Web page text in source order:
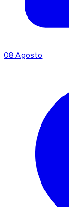
08 Agosto